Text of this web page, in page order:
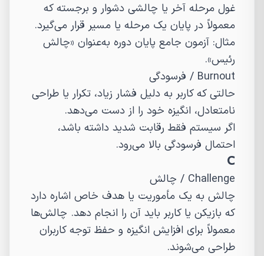
غول مرحله آخر یا چالشی دشوار و برجسته که
معمولاً در پایان یک مرحله یا مسیر قرار می‌گیرد.
مثال: آزمون جامع پایان دوره به‌عنوان «چالش
رئیس».
Burnout
/ فرسودگی
حالتی که کاربر به دلیل فشار زیاد، تکرار یا طراحی
نامتعادل، انگیزه خود را از دست می‌دهد.
اگر سیستم فقط رقابت شدید داشته باشد،
احتمال فرسودگی بالا می‌رود.
C
Challenge
/ چالش
چالش به یک مأموریت یا هدف خاص اشاره دارد
که بازیکن یا کاربر باید آن را انجام دهد. چالش‌ها
معمولاً برای افزایش انگیزه و حفظ توجه کاربران
طراحی می‌شوند.